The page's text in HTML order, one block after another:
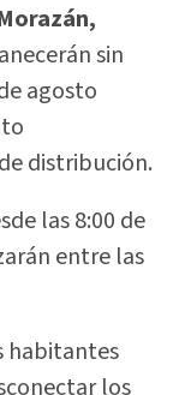
sin
agosto
distribución.
las 8:00 de
entre las
habitantes
los